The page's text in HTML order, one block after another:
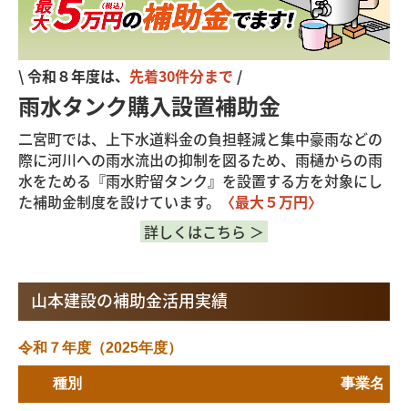
\ 令和８年度は、 先着30件分まで /
雨水タンク購入設置補助金
二宮町では、上下水道料金の負担軽減と集中豪雨などの
際に河川への雨水流出の抑制を図るため、雨樋からの雨
水をためる『雨水貯留タンク』を設置する方を対象にし
た補助金制度を設けています。
〈最大５万円〉
詳しくはこちら ＞
山本建設の補助金活用実績
令和７年度（2025年度）
種別 事業名